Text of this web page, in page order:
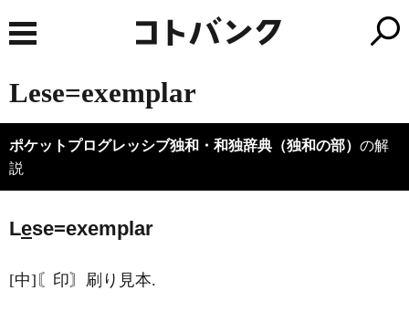
Lese=exemplar
ポケットプログレッシブ独和・和独辞典（独和の部） の解
説
Lese=exemplar
[中]〘印〙刷り見本.